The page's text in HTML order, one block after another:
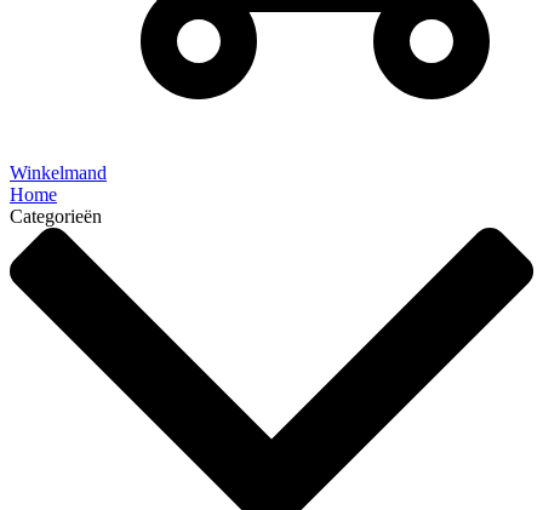
Winkelmand
Home
Categorieën